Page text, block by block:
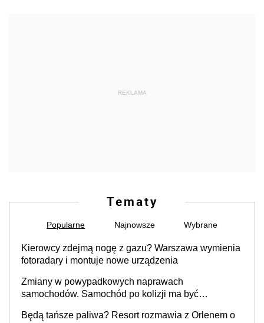
REKLAMA
Tematy
Popularne Najnowsze Wybrane
Kierowcy zdejmą nogę z gazu? Warszawa wymienia
fotoradary i montuje nowe urządzenia
Zmiany w powypadkowych naprawach
samochodów. Samochód po kolizji ma być
producenta
Będą tańsze paliwa? Resort rozmawia z Orlenem o